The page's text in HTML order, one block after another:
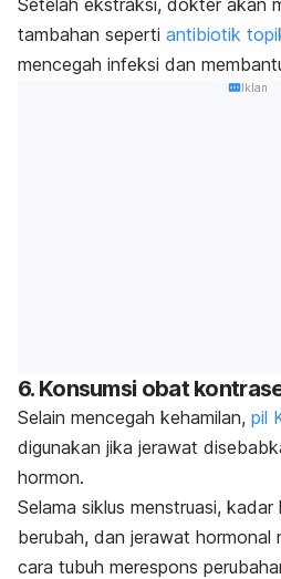
Setelah ekstraksi, dokter akan
tambahan seperti antibiotik
mencegah infeksi dan
Iklan
6. Konsumsi obat
Selain mencegah kehamilan, pil
digunakan jika jerawat
hormon.
Selama siklus menstruasi,
berubah, dan jerawat hormonal
cara tubuh merespons